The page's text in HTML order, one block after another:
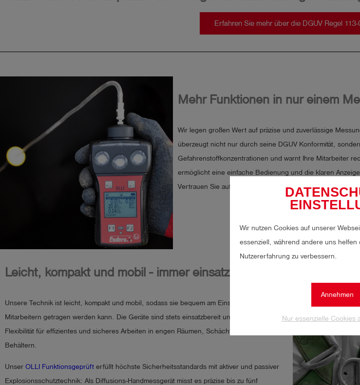
Wir nutzen Cookies auf unserer
essenziell, während andere uns helfen
Nutzererfahrung zu verbessern.
Annehmen
Nur essenzielle Cookies
Erfahren Sie mehr über die DGUV Regel
Mehr Funktionen in nur einem
Wir legen großen Wert auf präzise und zuverlässige
überzeugt nicht nur durch seine DGUV Konformität,
Gefahrenstoffkonzentrationen und warnt Ihre Mitarbeiter
ermöglicht eine einfache Bedienung und die klaren
Vertrauen Sie auf unsere Detektoren und bieten Sie Ihren
Leicht, kompakt und mobil - immer einsatzbereit
Unsere Technik ist leicht, kompakt und mobil, sodass sie bequem am Einsatzort von Ihren
Mitarbeitern getragen werden kann. Die Geräte sind stets einsatzbereit und bieten maximale
Flexibilität für effizientes und sicheres Arbeiten in engen Räumen, Schächten oder
Behältern.
Unser OLLI Funktionsgeprüft erfüllt höchste Sicherheitsstandards mit aktiver und passiver
Explosionsschutztechnik: Als Diffusions-Handmessgerät misst es präzise bis zu fünf